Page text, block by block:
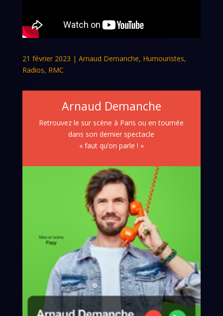
21 février 2023 | Arnaud Demanche, Humouristes,
Radios, RMC
Arnaud Demanche
Retrouvez le sur scène à Paris ou en tournée
dans son dernier spectacle
« faut qu’on parle ! »